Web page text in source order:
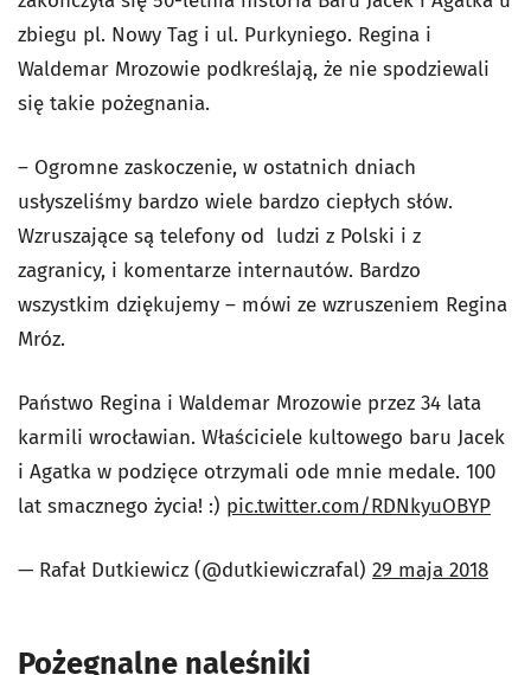
zbiegu pl. Nowy Tag i ul. Purkyniego. Regina i
Waldemar Mrozowie podkreślają, że nie spodziewali
się takie pożegnania.
– Ogromne zaskoczenie, w ostatnich dniach
usłyszeliśmy bardzo wiele bardzo ciepłych słów.
Wzruszające są telefony od ludzi z Polski i z
zagranicy, i komentarze internautów. Bardzo
wszystkim dziękujemy – mówi ze wzruszeniem Regina
Mróz.
Państwo Regina i Waldemar Mrozowie przez 34 lata
karmili wrocławian. Właściciele kultowego baru Jacek
i Agatka w podzięce otrzymali ode mnie medale. 100
lat smacznego życia! :) pic.twitter.com/RDNkyuOBYP
— Rafał Dutkiewicz (@dutkiewiczrafal) 29 maja 2018
Pożegnalne naleśniki